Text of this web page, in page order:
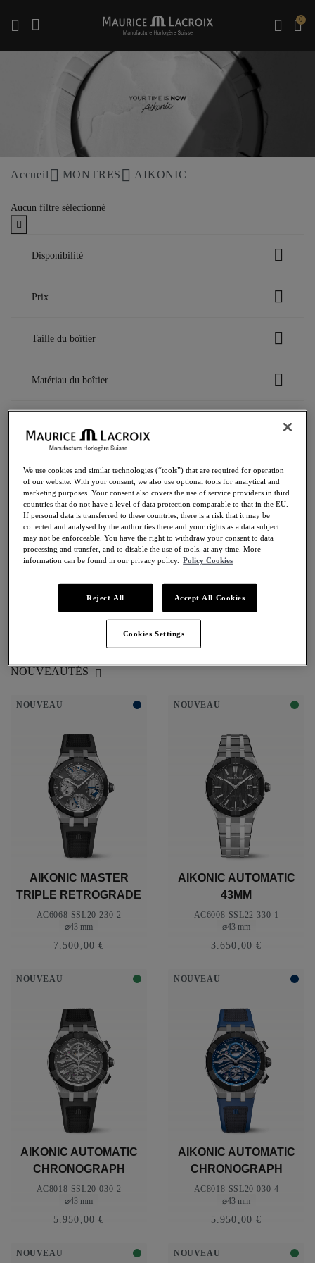
0
Utiliser les touches haut et bas pour naviguer dans les résultats de recherche.
Accueil MONTRES AIKONIC
Aucun filtre sélectionné
Disponibilité
Prix
Taille du boîtier
Trier entre Taille du boîtier: 43 mm
Matériau du boîtier
Acier inoxydable avec lunette en céramique
Trier entre Matériau du boîtier: Acier
Titane DLC noir avec lunette en céramique
Trier entre Matériau du boîtier: Titane
Bracelet bi-caoutchouc avec insert en caoutchouc texturé
imitation nylon
Trier entre Matériau du
Bracelet en acier inoxydable
Trier entre Matériau du bracelet: Bracelet en
AIKONIC
Trier entre Collection: AIKONIC
Couleur du cadran
Anthracite
Trier entre Couleur du cadran: Anthracite
Cadran en sapphire avec vernis translucide bleu et réhaut
Trier entre Couleur du cadran:
Cadran en sapphire avec vernis translucide gris et réhaut
grisTrier entre Couleur du cadran:
Trier entre Couleur du cadran: Noir
Mouvement
AFFICHER LES RÉSULTATS
NOUVEAUTÉS
NOUVEAU
AIKONIC MASTER
TRIPLE RETROGRADE
AC6068-SSL20-230-2
⌀43 mm
7.500,00 €
NOUVEAU
AIKONIC AUTOMATIC
43MM
AC6008-SSL22-330-1
⌀43 mm
3.650,00 €
NOUVEAU
AIKONIC AUTOMATIC
CHRONOGRAPH
SKELETON
AC8018-SSL20-030-2
⌀43 mm
5.950,00 €
NOUVEAU
AIKONIC AUTOMATIC
CHRONOGRAPH
SKELETON
AC8018-SSL20-030-4
⌀43 mm
5.950,00 €
NOUVEAU NOUVEAU
We use cookies and similar technologies (“tools”) that are required for operation
of our website. With your consent, we also use optional tools for analytical and
marketing purposes. Your consent also covers the use of service providers in third
countries that do not have a level of data protection comparable to that in the EU.
If personal data is transferred to these countries, there is a risk that it may be
collected and analysed by the authorities there and your rights as a data subject
may not be enforceable. You have the right to withdraw your consent to data
processing and transfer, and to disable the use of tools, at any time. More
information can be found in our privacy policy.
Policy Cookies
Reject All Accept All Cookies
Cookies Settings